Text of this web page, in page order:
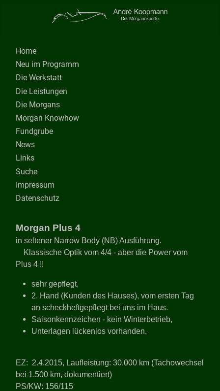
Home
Neu im Programm
Die Werkstatt
Die Leistungen
Die Morgans
Morgan Knowhow
Fundgrube
News
Links
Suche
Impressum
Datenschutz
Morgan Plus 4
in seltener Narrow Body (NB) Ausführung.
Klassische Optik vom 4/4 - aber die Power vom
Plus 4 !!
sehr gepflegt,
2. Hand (Kunden des Hauses), vom ersten Tag
an scheckheftgepflegt bei uns im Haus.
Saisonkennzeichen - kein Winterbetrieb,
Unterlagen lückenlos vorhanden.
EZ: 2.4.2015, Laufleistung: 30.000 km (Tachowechsel
bei 1.500 km, dokumentiert)
PS/KW: 156/115